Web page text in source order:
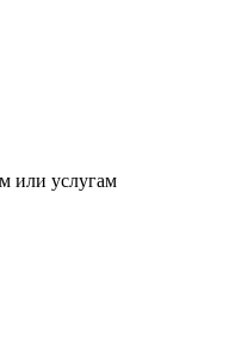
или услугам